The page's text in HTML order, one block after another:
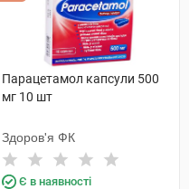
Парацетамол капсули 500
мг 10 шт
Здоров'я ФК
Є в наявності